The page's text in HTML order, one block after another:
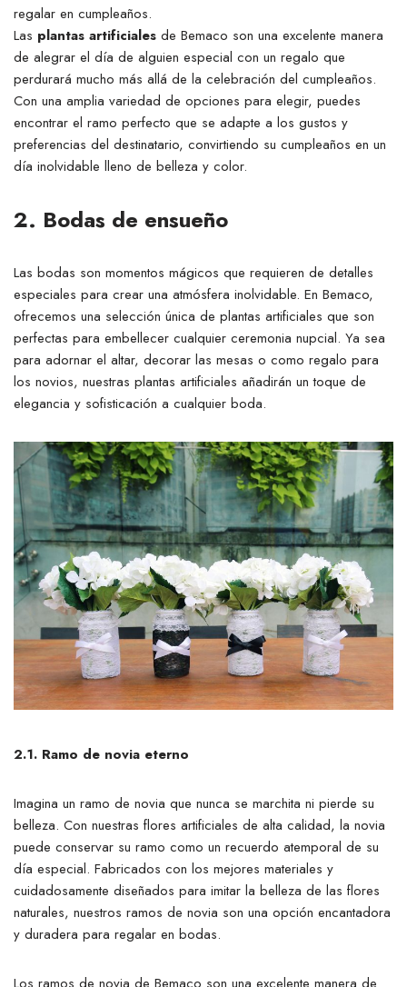
regalar en cumpleaños.
Las plantas artificiales de Bemaco son una excelente manera
de alegrar el día de alguien especial con un regalo que
perdurará mucho más allá de la celebración del cumpleaños.
Con una amplia variedad de opciones para elegir, puedes
encontrar el ramo perfecto que se adapte a los gustos y
preferencias del destinatario, convirtiendo su cumpleaños en un
día inolvidable lleno de belleza y color.
2. Bodas de ensueño
Las bodas son momentos mágicos que requieren de detalles
especiales para crear una atmósfera inolvidable. En Bemaco,
ofrecemos una selección única de plantas artificiales que son
perfectas para embellecer cualquier ceremonia nupcial. Ya sea
para adornar el altar, decorar las mesas o como regalo para
los novios, nuestras plantas artificiales añadirán un toque de
elegancia y sofisticación a cualquier boda.
2.1. Ramo de novia eterno
Imagina un ramo de novia que nunca se marchita ni pierde su
belleza. Con nuestras flores artificiales de alta calidad, la novia
puede conservar su ramo como un recuerdo atemporal de su
día especial. Fabricados con los mejores materiales y
cuidadosamente diseñados para imitar la belleza de las flores
naturales, nuestros ramos de novia son una opción encantadora
y duradera para regalar en bodas.